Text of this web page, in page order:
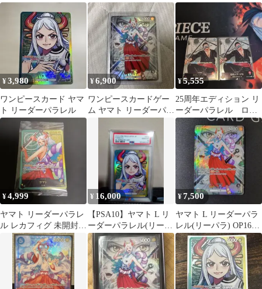
パラレル OP06-079
レル OP06-022
¥3,980
ワンピースカード ヤマ
ト リーダーパラレル
¥6,900
ワンピースカードゲー
ム ヤマト リーダーパラ
¥5,555
25周年エディション リ
ーダーパラレル ロロ
ノア•ゾロ（OP01-001
L）
¥4,999
ヤマト リーダーパラレ
ル レカフィグ 未開封 1
¥ 16,000
【PSA10】ヤマト L リ
ーダーパラレル(リーパ
ラ) OP06-022
¥7,500
ヤマト L リーダーパラ
レル(リーパラ) OP16-
079